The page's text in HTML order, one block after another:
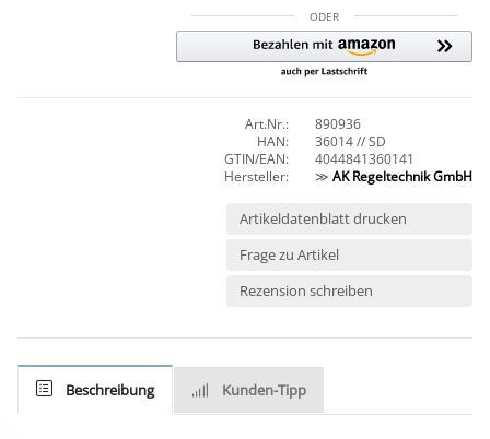
ODER
Art.Nr.:
890936
HAN:
36014 // SD
GTIN/EAN:
4044841360141
Hersteller:
≫ AK Regeltechnik GmbH
Artikeldatenblatt drucken
Frage zu Artikel
Rezension schreiben
Beschreibung Kunden-Tipp